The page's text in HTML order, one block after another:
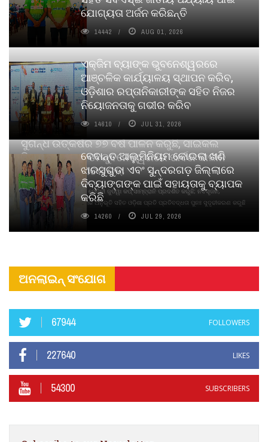
ସୁଗନ୍ଧ ଉତ୍କର୍ଷର ୭୭ ବର୍ଷ ପାଳନ କରୁଛି, ସାଇକଲ
ପିୟୋର୍‌ ଅଗରବତୀ ଭୁବନେଶ୍ୱରରେ ପାର୍ବଣ କାଳୀନ
ନବସୃଜନ ଉନ୍ମୋଚନ କଲା
ବାଉଁଶ ବିହୀନ କଠିନ ଧୂପ ଏବଂ ମେଦିନୀ ଜୁଡୱା କପ୍‌ ସାମ୍ବ୍ରାନି ପ୍ରଦର୍ଶିତ କରୁଛି; ନବସୃଜନ,
ଦୀର୍ଘସ୍ଥାୟିତା ଏବଂ ଆଧ୍ୟାତ୍ମିକ ଅନୁଭୂତି ସହିତ ଓଡ଼ିଶା ପ୍ରତି ପ୍ରତିବଦ୍ଧତା ପୁନଃ ସୁଦୃଢୀକରଣ କରୁଛି
ଯୋଗ୍ୟତା ଅର୍ଜନ କରିଛନ୍ତି
14442 AUG 01, 2026
ଏକ୍ଜିମ ବ୍ୟାଙ୍କ ଭୁବନେଶ୍ୱରରେ
ଆଞ୍ଚଳିକ କାର୍ଯ୍ୟାଳୟ ସ୍ଥାପନ କରିବ,
ଓଡ଼ିଶାର ରପ୍ତାନିକାରୀଙ୍କ ସହିତ ନିଜର
ନିୟୋଜନତାକୁ ଗଭୀର କରିବ
14610 JUL 31, 2026
ବେଦାନ୍ତ ଆଲୁମିନିୟମ କୋଇଲା ଖଣି
ଝାରସୁଗୁଡା ଏବଂ ସୁନ୍ଦରଗଡ଼ ଜିଲ୍ଲାରେ
ଦିବ୍ୟାଙ୍ଗଙ୍କ ପାଇଁ ସହାୟତାକୁ ବ୍ୟାପକ
କରିଛି
14260 JUL 29, 2026
ଅନଲାଇନ୍ ସଂଯୋଗ
67944 FOLLOWERS
227640 LIKES
54300 SUBSCRIBERS